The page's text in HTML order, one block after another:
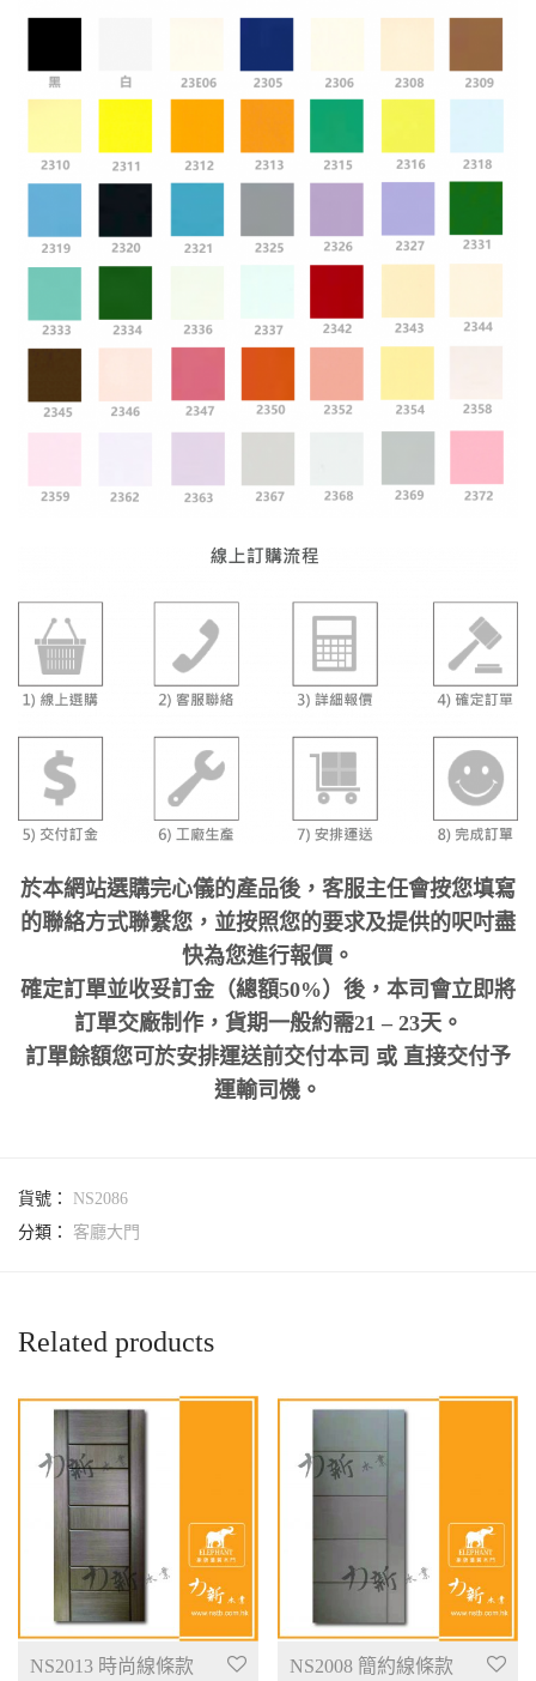
於本網站選購完心儀的產品後，客服主任會按您填寫
的聯絡方式聯繫您，並按照您的要求及提供的呎吋盡
快為您進行報價。
確定訂單並收妥訂金（總額50%）後，本司會立即將
訂單交廠制作，貨期一般約需21 – 23天。
訂單餘額您可於安排運送前交付本司 或 直接交付予
運輸司機。
貨號： NS2086
分類： 客廳大門
Related products
NS2013 時尚線條款
NS2008 簡約線條款